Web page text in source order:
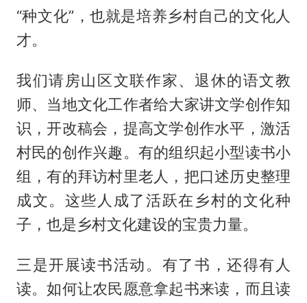
“种文化”，也就是培养乡村自己的文化人
才。
我们请房山区文联作家、退休的语文教
师、当地文化工作者给大家讲文学创作知
识，开改稿会，提高文学创作水平，激活
村民的创作兴趣。有的组织起小型读书小
组，有的拜访村里老人，把口述历史整理
成文。这些人成了活跃在乡村的文化种
子，也是乡村文化建设的宝贵力量。
三是开展读书活动。有了书，还得有人
读。如何让农民愿意拿起书来读，而且读